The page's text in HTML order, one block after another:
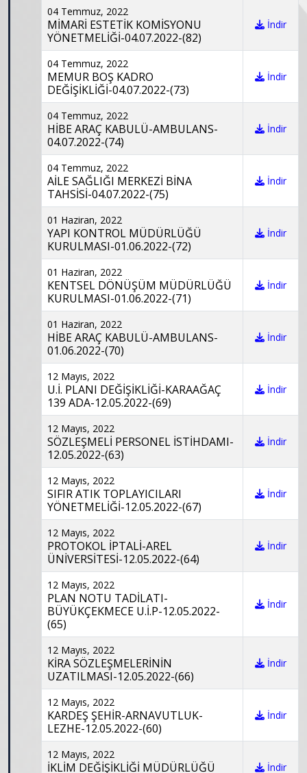
04 Temmuz, 2022
MİMARİ ESTETİK KOMİSYONU
YÖNETMELİĞİ-04.07.2022-(82)
İndir
04 Temmuz, 2022
MEMUR BOŞ KADRO
DEĞİŞİKLİĞİ-04.07.2022-(73)
İndir
04 Temmuz, 2022
HİBE ARAÇ KABULÜ-AMBULANS-
04.07.2022-(74)
İndir
04 Temmuz, 2022
AİLE SAĞLIĞI MERKEZİ BİNA
TAHSİSİ-04.07.2022-(75)
İndir
01 Haziran, 2022
YAPI KONTROL MÜDÜRLÜĞÜ
KURULMASI-01.06.2022-(72)
İndir
01 Haziran, 2022
KENTSEL DÖNÜŞÜM MÜDÜRLÜĞÜ
KURULMASI-01.06.2022-(71)
İndir
01 Haziran, 2022
HİBE ARAÇ KABULÜ-AMBULANS-
01.06.2022-(70)
İndir
12 Mayıs, 2022
U.İ. PLANI DEĞİŞİKLİĞİ-KARAAĞAÇ
139 ADA-12.05.2022-(69)
İndir
12 Mayıs, 2022
SÖZLEŞMELİ PERSONEL İSTİHDAMI-
12.05.2022-(63)
İndir
12 Mayıs, 2022
SIFIR ATIK TOPLAYICILARI
YÖNETMELİĞİ-12.05.2022-(67)
İndir
12 Mayıs, 2022
PROTOKOL İPTALİ-AREL
ÜNİVERSİTESİ-12.05.2022-(64)
İndir
12 Mayıs, 2022
PLAN NOTU TADİLATI-
BÜYÜKÇEKMECE U.İ.P-12.05.2022-
(65)
İndir
12 Mayıs, 2022
KİRA SÖZLEŞMELERİNİN
UZATILMASI-12.05.2022-(66)
İndir
12 Mayıs, 2022
KARDEŞ ŞEHİR-ARNAVUTLUK-
LEZHE-12.05.2022-(60)
İndir
12 Mayıs, 2022
İKLİM DEĞİŞİKLİĞİ MÜDÜRLÜĞÜ İndir